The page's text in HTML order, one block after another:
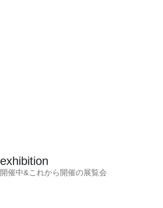
exhibition
開催中&これから開催の展覧会